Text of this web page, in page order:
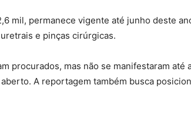
mil, permanece vigente até junho deste
e pinças cirúrgicas.
procurados, mas não se manifestaram até
A reportagem também busca